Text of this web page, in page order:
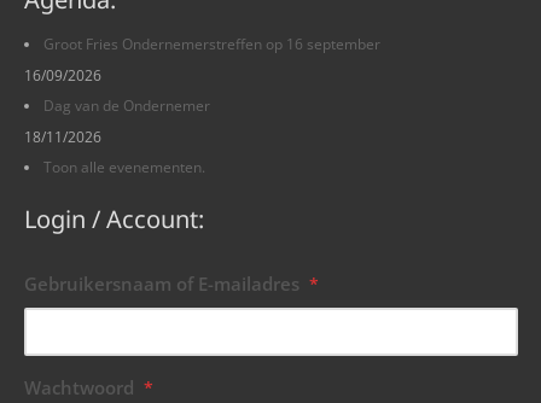
Groot Fries Ondernemerstreffen op 16 september
16/09/2026
Dag van de Ondernemer
18/11/2026
Toon alle evenementen.
Login / Account:
Gebruikersnaam of E-mailadres *
Wachtwoord *